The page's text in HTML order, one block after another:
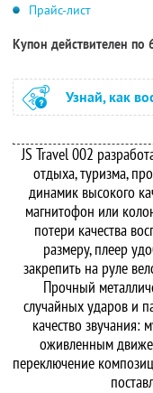
Прайс-лист
Купон действителен по
Узнай, как
JS Travel 002
отдыха, туризма,
динамик высокого
магнитофон или
потери качества
размеру, плеер
закрепить на руле
Прочный
случайных ударов и
качество
оживленным
переключение